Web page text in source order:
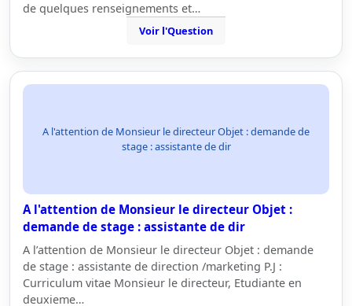
de quelques renseignements et…
Voir l'Question
A l'attention de Monsieur le directeur Objet : demande de
stage : assistante de dir
A l'attention de Monsieur le directeur Objet :
demande de stage : assistante de dir
A l’attention de Monsieur le directeur Objet : demande
de stage : assistante de direction /marketing P.J :
Curriculum vitae Monsieur le directeur, Etudiante en
deuxieme…